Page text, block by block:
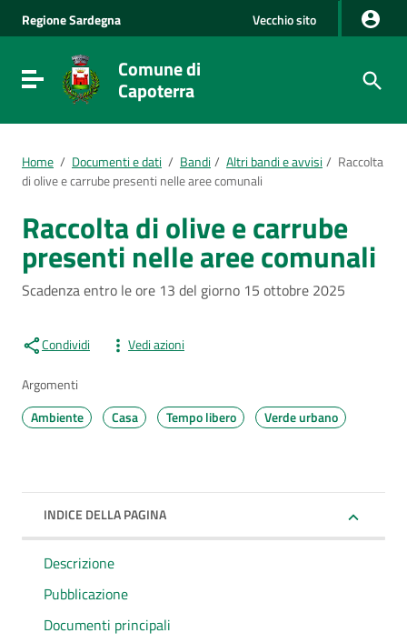
Vai alla navigazione del sito
Vai al Footer
RegioneSardegna Vecchio sito
Visualizza/nascondi menu di navigazione
Comune di
Capoterra
Home / Documenti e dati / Bandi / Altri bandi e avvisi / Raccolta
di olive e carrube presenti nelle aree comunali
Raccolta di olive e carrube
presenti nelle aree comunali
Scadenza entro le ore 13 del giorno 15 ottobre 2025
Condividi Vedi azioni
Argomenti
Ambiente
Casa Tempo libero Verde urbano
INDICE DELLA PAGINA
Descrizione
Pubblicazione
Documenti principali